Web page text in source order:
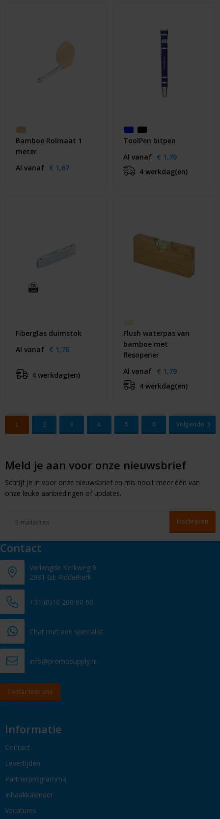
Bamboe Rolmaat 1
meter
Al vanaf € 1,67
ToolPen bitpen
Al vanaf € 1,70
4 werkdag(en)
Fiberglas duimstok
Al vanaf € 1,76
4 werkdag(en)
Flush waterpas van
bamboe met
flesopener
Al vanaf € 1,79
4 werkdag(en)
1 2 3 4 5 6 Volgende
Meld je aan voor onze nieuwsbrief
Schrijf je in voor onze nieuwsbrief en mis nooit meer één van
onze leuke aanbiedingen of updates.
Contact
Verlengde Kerkweg 9
2981 GE Ridderkerk
+31 (0)10 200 60 60
Chat met een specialist
info@promosupply.nl
Contacteer ons
Informatie
Contact
Levertijden
Partnerprogramma
Inhaakkalender
Vacatures